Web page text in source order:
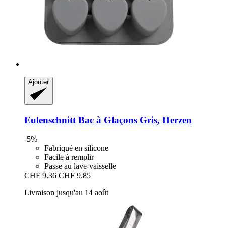
Ajouter
Eulenschnitt Bac à Glaçons Gris, Herzen
-5%
Fabriqué en silicone
Facile à remplir
Passe au lave-vaisselle
CHF 9.36 CHF 9.85
Livraison jusqu'au 14 août